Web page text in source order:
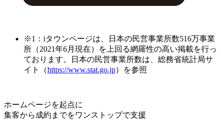
※1：iタウンページは、日本の民営事業所数516万事業
所（2021年6月現在）を上回る網羅性の高い掲載を行っ
ております。日本の民営事業所数は、総務省統計局サ
イト（https://www.stat.go.jp）を参照
ホームページを起点に
集客から成約までをワンストップで支援